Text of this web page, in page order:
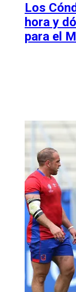
Los
hora y
para el